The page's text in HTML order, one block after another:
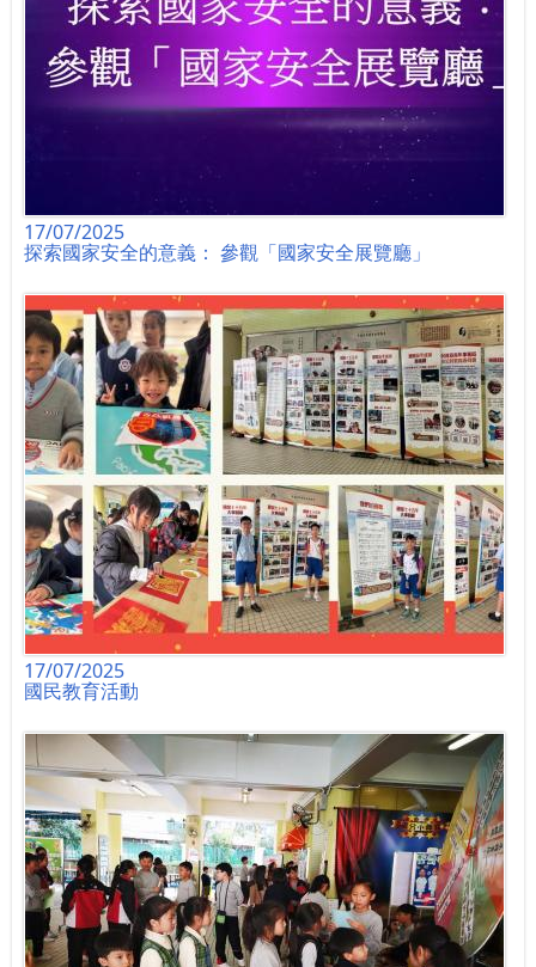
17/07/2025
探索國家安全的意義： 參觀「國家安全展覽廳」
17/07/2025
國民教育活動